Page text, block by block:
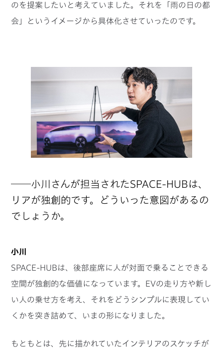
のを提案したいと考えていました。それを「雨の日の都
会」というイメージから具体化させていったのです。
──小川さんが担当されたSPACE-HUBは、
リアが独創的です。どういった意図があるの
でしょうか。
小川
SPACE-HUBは、後部座席に人が対面で乗ることできる
空間が独創的な価値になっています。EVの走り方や新し
い人の乗せ方を考え、それをどうシンプルに表現してい
くかを突き詰めて、いまの形になりました。
もともとは、先に描かれていたインテリアのスケッチが